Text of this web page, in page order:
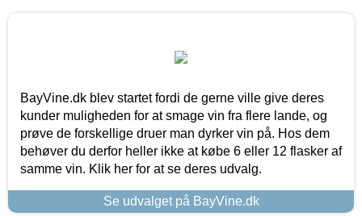
BayVine.dk blev startet fordi de gerne ville give deres
kunder muligheden for at smage vin fra flere lande, og
prøve de forskellige druer man dyrker vin på. Hos dem
behøver du derfor heller ikke at købe 6 eller 12 flasker af
samme vin. Klik her for at se deres udvalg.
Se udvalget på BayVine.dk